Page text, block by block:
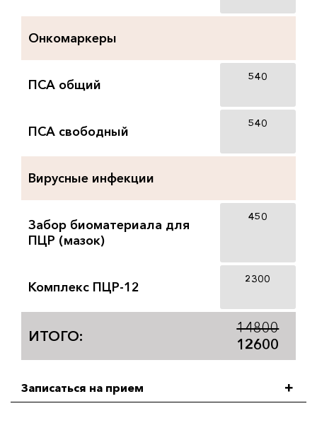
Онкомаркеры
ПСА общий
540
ПСА свободный
540
Вирусные инфекции
Забор биоматериала для
ПЦР (мазок)
450
Комплекс ПЦР-12
2300
ИТОГО:
14800
12600
Записаться на прием